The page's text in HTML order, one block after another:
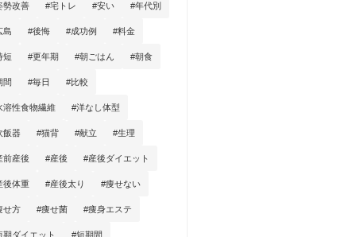
勢改善 #宅トレ #安い #年代別
島 #後悔 #成功例 #料金
短 #更年期 #朝ごはん #朝食
間 #毎日 #比較
溶性食物繊維 #洋なし体型
飯器 #猫背 #献立 #生理
前産後 #産後 #産後ダイエット
後体重 #産後太り #痩せない
せ方 #痩せ菌 #痩身エステ
期ダイエット #短期間